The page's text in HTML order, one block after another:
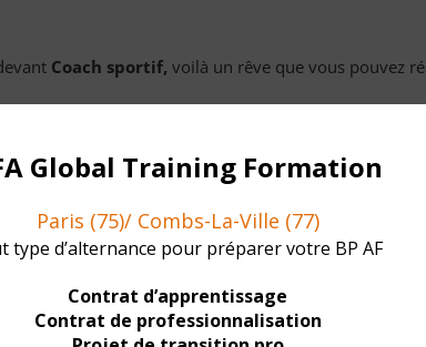
Coach sportif, voilà un rêve que vous pouvez
sportif allier l’utile à l’agréable.
les participants en fonction des objectifs
musculaire, performance, préparation d’une
avec adultes ou enfants, à votre compte ou en